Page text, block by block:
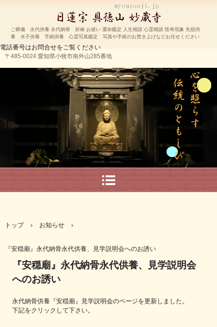
ご葬儀 永代供養 永代納骨 祈祷 お祓い 運命鑑定 人生相談 心霊相談 怪奇現象 先祖供
養 水子供養 手紙供養 心霊写真鑑定 写真や手紙のお焚き上げなどお任せください
電話番号はお問合せをご覧ください
〒485-0024 愛知県小牧市南外山285番地
トップ › お知らせ ›
『安穏廟』永代納骨永代供養、見学説明会へのお誘い
『安穏廟』永代納骨永代供養、見学説明会
へのお誘い
永代納骨供養『安穏廟』見学説明会のページを更新しました。
下記をクリックして下さい。